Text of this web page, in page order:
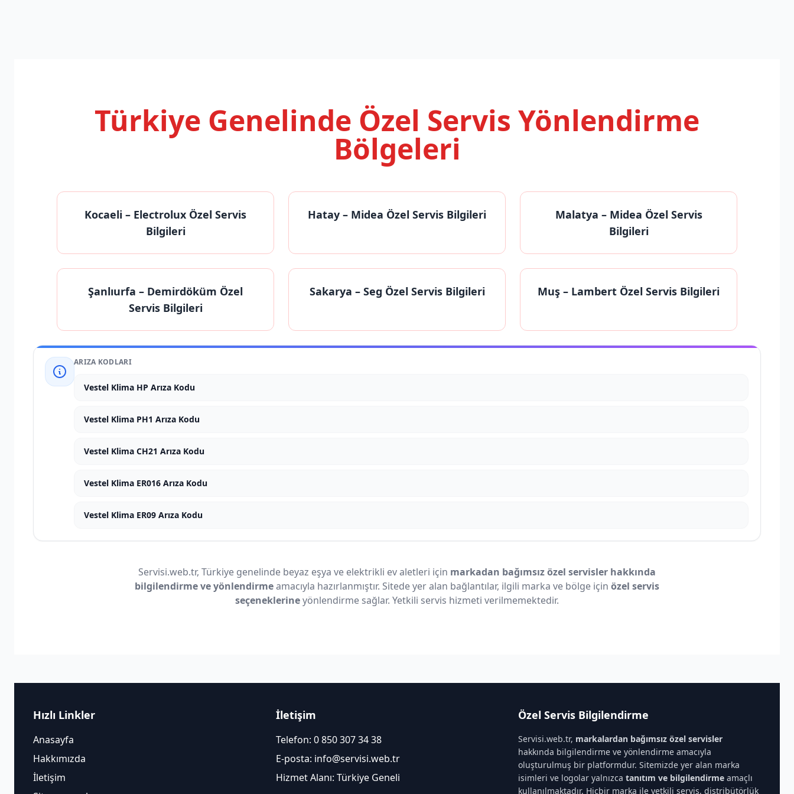
Türkiye Genelinde Özel Servis Yönlendirme
Bölgeleri
Kocaeli – Electrolux Özel Servis
Bilgileri
Hatay – Midea Özel Servis Bilgileri Malatya – Midea Özel Servis
Bilgileri
Şanlıurfa – Demirdöküm Özel
Servis Bilgileri
Sakarya – Seg Özel Servis Bilgileri Muş – Lambert Özel Servis Bilgileri
ARIZA KODLARI
Vestel Klima HP Arıza Kodu
Vestel Klima PH1 Arıza Kodu
Vestel Klima CH21 Arıza Kodu
Vestel Klima ER016 Arıza Kodu
Vestel Klima ER09 Arıza Kodu
Servisi.web.tr, Türkiye genelinde beyaz eşya ve elektrikli ev aletleri için markadan bağımsız özel servisler hakkında
bilgilendirme ve yönlendirmeamacıyla hazırlanmıştır. Sitede yer alan bağlantılar, ilgili marka ve bölge için özel servis
seçeneklerineyönlendirme sağlar. Yetkili servis hizmeti verilmemektedir.
Hızlı Linkler
Anasayfa
Hakkımızda
İletişim
İletişim
Telefon: 0 850 307 34 38
E-posta: info@servisi.web.tr
Hizmet Alanı: Türkiye Geneli
Özel Servis Bilgilendirme
Servisi.web.tr, markalardan bağımsız özel servisler
hakkında bilgilendirme ve yönlendirme amacıyla
oluşturulmuş bir platformdur. Sitemizde yer alan marka
isimleri ve logolar yalnızcatanıtım ve bilgilendirme amaçlı
kullanılmaktadır. Hiçbir marka ile yetkili servis, distribütörlük